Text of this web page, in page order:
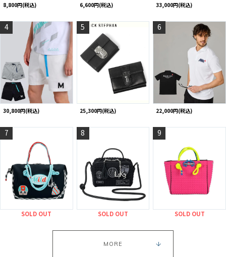
8,800円(税込) 6,600円(税込) 33,000円(税込)
4
30,800円(税込)
5
25,300円(税込)
6
22,000円(税込)
7
SOLD OUT
8
SOLD OUT
9
SOLD OUT
MORE